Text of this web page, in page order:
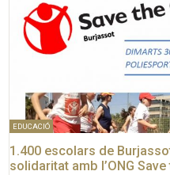
EDUCACIÓ
1.400 escolars de
solidaritat amb l’ONG